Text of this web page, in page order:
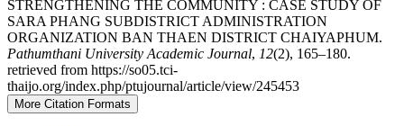
STRENGTHENING THE COMMUNITY : CASE STUDY OF
SARA PHANG SUBDISTRICT ADMINISTRATION
ORGANIZATION BAN THAEN DISTRICT CHAIYAPHUM.
Pathumthani University Academic Journal, 12(2), 165–180.
retrieved from https://so05.tci-
thaijo.org/index.php/ptujournal/article/view/245453
More Citation Formats